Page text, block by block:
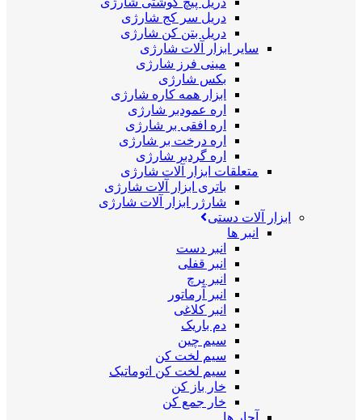
دریل سر کج شارژی
دریل بتن کن شارژی
سایر ابزار آلات شارژی
مینی فرز شارژی
بکس شارژی
ابزار همه کاره شارژی
اره عمودبر شارژی
اره افقی بر شارژی
اره درخت بر شارژی
اره گردبر شارژی
متعلقات ابزار آلات شارژی
باتری ابزار آلات شارژی
شارژر ابزار آلات شارژی
ابزار آلات دستی
انبر ها
انبر دست
انبر قفلی
انبر پرچ
انبر آرماتور
انبر کلاغی
دم باریک
سیم چین
سیم لخت کن
سیم لخت کن اتوماتیک
خار باز کن
خار جمع کن